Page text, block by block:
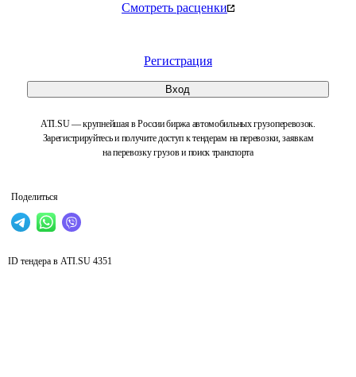
Смотреть расценки
Регистрация
Вход
ATI.SU — крупнейшая в России биржа автомобильных грузоперевозок.
Зарегистрируйтесь и получите доступ к тендерам на перевозки, заявкам
на перевозку грузов и поиск транспорта
Поделиться
ID тендера в ATI.SU 4351